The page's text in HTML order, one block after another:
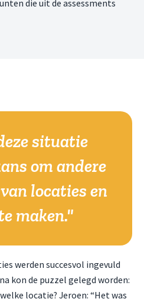
die uit de assessments
situatie
om andere
locaties en
maken."
werden succesvol ingevuld
kon de puzzel gelegd worden:
locatie? Jeroen: “Het was